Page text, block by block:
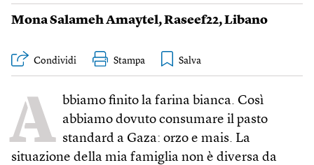
Mona Salameh Amaytel,Raseef22,Libano
Condividi Stampa
A bbiamo finito la farina bianca. Così
abbiamo dovuto consumare il pasto
standard a Gaza: orzo e mais. La
situazione della mia famiglia non è diversa da